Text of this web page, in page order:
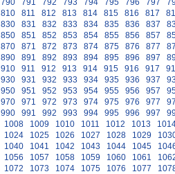
790 791 792 793 794 795 796 797
810 811 812 813 814 815 816 817
830 831 832 833 834 835 836 837
850 851 852 853 854 855 856 857
870 871 872 873 874 875 876 877
890 891 892 893 894 895 896 897
910 911 912 913 914 915 916 917
930 931 932 933 934 935 936 937
950 951 952 953 954 955 956 957
970 971 972 973 974 975 976 977
990 991 992 993 994 995 996 997
1008 1009 1010 1011 1012 1013
1024 1025 1026 1027 1028 1029
1040 1041 1042 1043 1044 1045
1056 1057 1058 1059 1060 1061
1072 1073 1074 1075 1076 1077